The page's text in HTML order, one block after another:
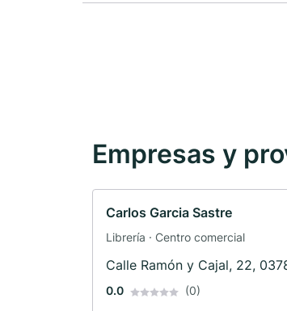
Empresas y
Carlos Garcia Sastre
Librería · Centro comercial
Calle Ramón y Cajal, 22,
0.0 (0)